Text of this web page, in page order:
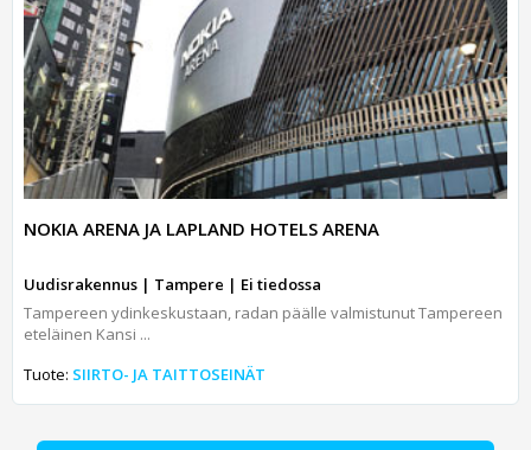
NOKIA ARENA JA LAPLAND HOTELS ARENA
Uudisrakennus | Tampere | Ei tiedossa
Tampereen ydinkeskustaan, radan päälle valmistunut Tampereen
eteläinen Kansi ...
Tuote: SIIRTO- JA TAITTOSEINÄT